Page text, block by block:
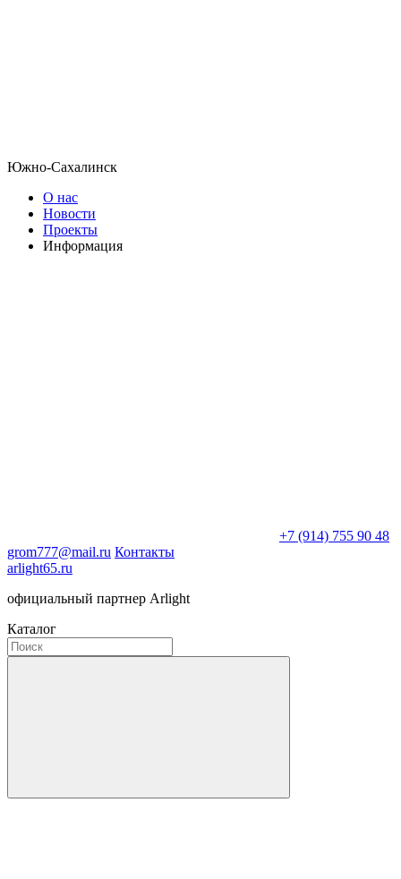
Южно-Сахалинск
О нас
Новости
Проекты
Информация
+7 (914) 755 90 48
grom777@mail.ru Контакты
arlight65.ru
официальный партнер Arlight
Каталог